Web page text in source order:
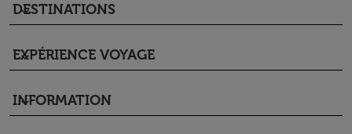
DESTINATIONS
keyboard_arrow_down
EXPÉRIENCE VOYAGE
keyboard_arrow_down
INFORMATION
keyboard_arrow_down